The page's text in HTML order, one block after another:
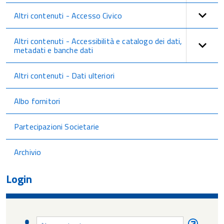
Altri contenuti - Accesso Civico
Altri contenuti - Accessibilità e catalogo dei dati,
metadati e banche dati
Altri contenuti - Dati ulteriori
Albo fornitori
Partecipazioni Societarie
Archivio
Login
Nome